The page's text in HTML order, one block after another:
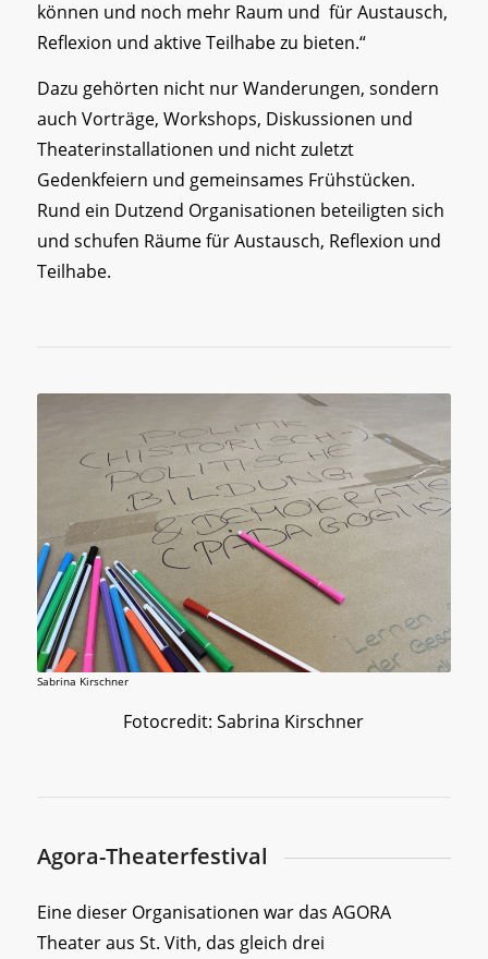
können und noch mehr Raum und für Austausch,
Reflexion und aktive Teilhabe zu bieten.“
Dazu gehörten nicht nur Wanderungen, sondern
auch Vorträge, Workshops, Diskussionen und
Theaterinstallationen und nicht zuletzt
Gedenkfeiern und gemeinsames Frühstücken.
Rund ein Dutzend Organisationen beteiligten sich
und schufen Räume für Austausch, Reflexion und
Teilhabe.
Sabrina Kirschner
Fotocredit: Sabrina Kirschner
Agora-Theaterfestival
Eine dieser Organisationen war das AGORA
Theater aus St. Vith, das gleich drei